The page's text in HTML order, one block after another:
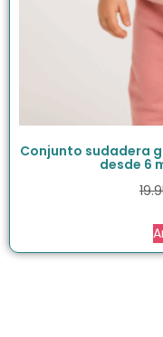
Conjunto sudadera
desde 6